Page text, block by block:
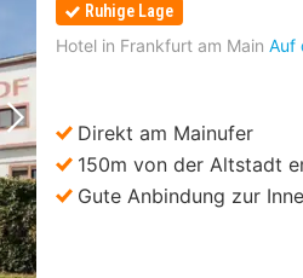
Nächstes Bild
Ruhige Lage
Hotel in Frankfurt am Main Auf
Direkt am Mainufer
150m von der Altstadt
Gute Anbindung zur